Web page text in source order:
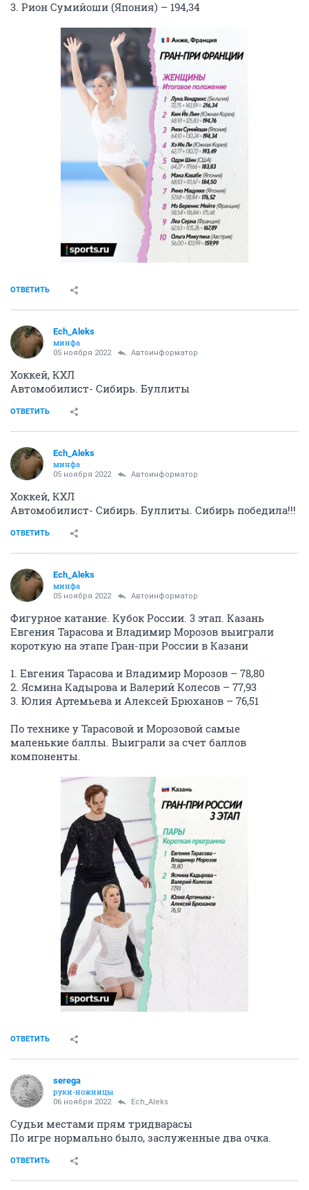
3. Рион Сумийоши (Япония) – 194,34
ОТВЕТИТЬ
Ech_Aleks
минфа
05 ноября 2022 Автоинформатор
Хоккей, КХЛ
Автомобилист- Сибирь. Буллиты
ОТВЕТИТЬ
Ech_Aleks
минфа
05 ноября 2022 Автоинформатор
Хоккей, КХЛ
Автомобилист- Сибирь. Буллиты. Сибирь победила!!!
ОТВЕТИТЬ
Ech_Aleks
минфа
05 ноября 2022 Автоинформатор
Фигурное катание. Кубок России. 3 этап. Казань
Евгения Тарасова и Владимир Морозов выиграли
короткую на этапе Гран-при России в Казани
1. Евгения Тарасова и Владимир Морозов – 78,80
2. Ясмина Кадырова и Валерий Колесов – 77,93
3. Юлия Артемьева и Алексей Брюханов – 76,51
По технике у Тарасовой и Морозовой самые
маленькие баллы. Выиграли за счет баллов
компоненты.
ОТВЕТИТЬ
serega
руки-ножницы
06 ноября 2022 Ech_Aleks
Судьи местами прям тридварасы
По игре нормально было, заслуженные два очка.
ОТВЕТИТЬ